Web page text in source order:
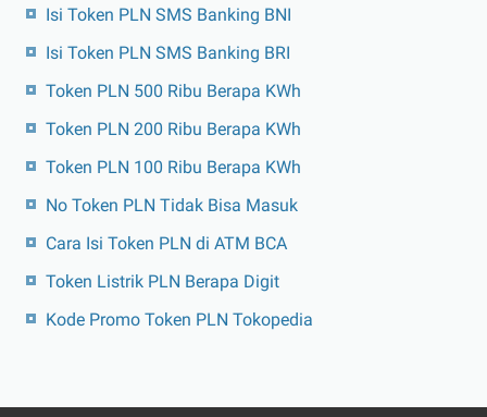
Isi Token PLN SMS Banking BNI
Isi Token PLN SMS Banking BRI
Token PLN 500 Ribu Berapa KWh
Token PLN 200 Ribu Berapa KWh
Token PLN 100 Ribu Berapa KWh
No Token PLN Tidak Bisa Masuk
Cara Isi Token PLN di ATM BCA
Token Listrik PLN Berapa Digit
Kode Promo Token PLN Tokopedia